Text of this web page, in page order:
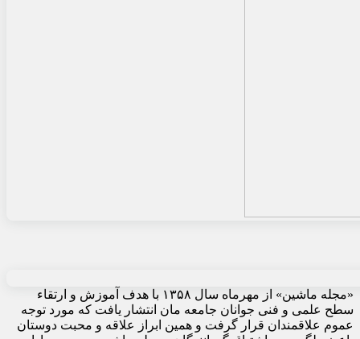
«مجله ماشین» از مهرماه سال ۱۳۵۸ با هدف آموزش و ارتقاء
سطح علمی و فنی جوانان جامعه مان انتشار یافت که مورد توجه
عموم علاقمندان قرار گرفت و همین ابراز علاقه و محبت دوستان